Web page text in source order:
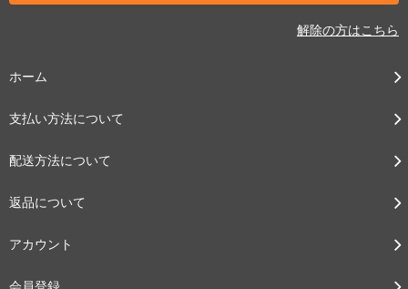
解除の方はこちら
ホーム
支払い方法について
配送方法について
返品について
アカウント